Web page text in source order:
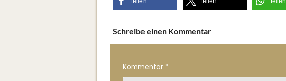
Schreibe einen Kommentar
Kommentar *